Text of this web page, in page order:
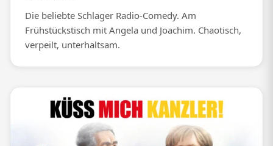
Die beliebte Schlager Radio-Comedy. Am
Frühstückstisch mit Angela und Joachim. Chaotisch,
verpeilt, unterhaltsam.